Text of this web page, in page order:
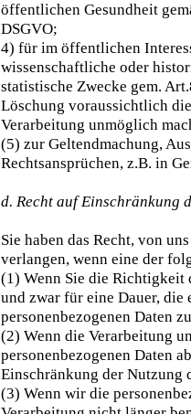
öffentlichen Gesundheit
DSGVO;
4) für im öffentlichen
wissenschaftliche oder
statistische Zwecke gem.
Löschung voraussichtlich
Verarbeitung unmöglich
(5) zur Geltendmachung,
Rechtsansprüchen, z.B. in
d. Recht auf Einschränkung
Sie haben das Recht, von
verlangen, wenn eine der
(1) Wenn Sie die Richtigkeit
und zwar für eine Dauer,
personenbezogenen Daten
(2) Wenn die Verarbeitung
personenbezogenen Daten
Einschränkung der Nutzung
(3) Wenn wir die